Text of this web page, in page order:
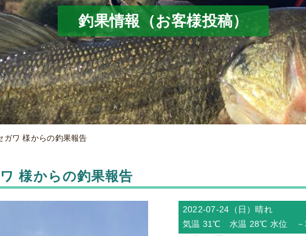
釣果情報（お客様投稿）
ガワ 様からの釣果報告
様からの釣果報告
2022-07-24（日）晴れ
気温 31℃ 水温 28℃ 水位